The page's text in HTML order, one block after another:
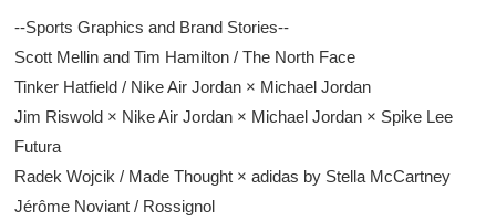
--Sports Graphics and Brand Stories--
Scott Mellin and Tim Hamilton / The North Face
Tinker Hatfield / Nike Air Jordan × Michael Jordan
Jim Riswold × Nike Air Jordan × Michael Jordan × Spike Lee
Futura
Radek Wojcik / Made Thought × adidas by Stella McCartney
Jérôme Noviant / Rossignol